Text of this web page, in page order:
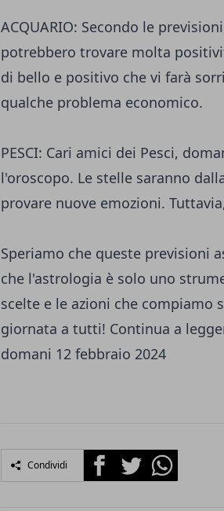
ACQUARIO: Secondo le
potrebbero trovare molta
di bello e positivo che vi farà
qualche problema economico.
PESCI: Cari amici dei Pesci,
l'oroscopo. Le stelle saranno
provare nuove emozioni.
Speriamo che queste previsioni
che l'astrologia è solo uno
scelte e le azioni che compiamo
giornata a tutti! Continua a
domani 12 febbraio 2024
Condividi FacebookTwitterWhatsapp